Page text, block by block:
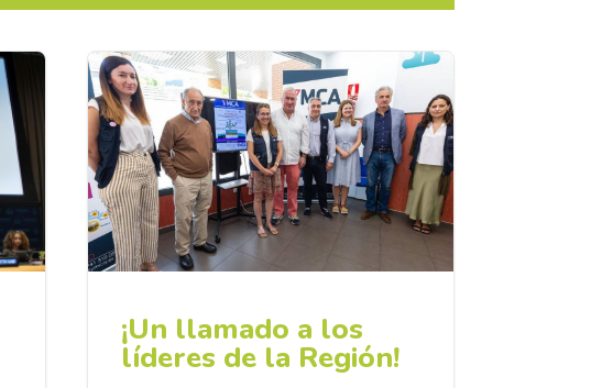
¡Un llamado a los
líderes de la Región!